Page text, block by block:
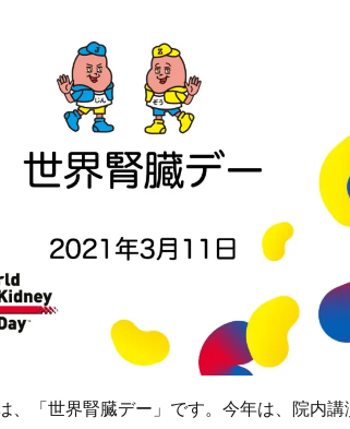
、「世界腎臓デー」です。今年は、院内